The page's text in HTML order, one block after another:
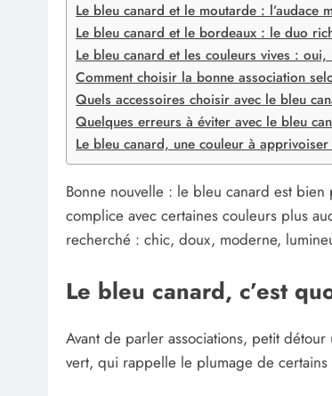
Le bleu canard et le moutarde : l’audace
Le bleu canard et le bordeaux : le duo
Le bleu canard et les couleurs vives : oui,
Comment choisir la bonne association
Quels accessoires choisir avec le bleu
Quelques erreurs à éviter avec le bleu
Le bleu canard, une couleur à apprivoiser
Bonne nouvelle : le bleu canard est bien
complice avec certaines couleurs plus
recherché : chic, doux, moderne,
Le bleu canard, c’est
Avant de parler associations, petit
vert, qui rappelle le plumage de